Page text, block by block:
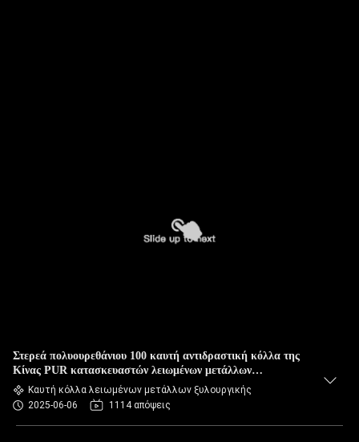
Στερεά πολυουρεθάνιου 100 καυτή αντιδραστική κόλλα της
Κίνας PUR κατασκευαστών λειωμένων μετάλλων
συγκολλητική
Καυτή κόλλα λειωμένων μετάλλων ξυλουργικής
2025-06-06
1114 απόψεις